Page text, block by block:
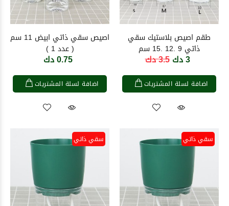
طقم اصيص بلاستيك سقي
ذاتي 9 .12 .15 سم
3 دك 3.5 دك
اضافة لسلة المشتريات
اصيص سقي ذاتي ابيض 11 سم
( عدد 1 )
0.75 دك
اضافة لسلة المشتريات
سقي ذاتي سقي ذاتي